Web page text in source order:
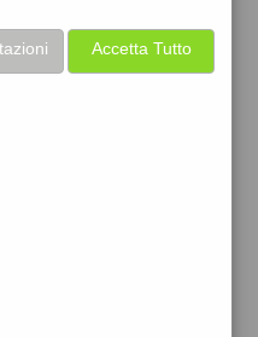
repsol
Accetta Tutto